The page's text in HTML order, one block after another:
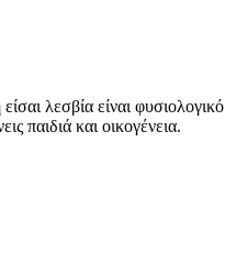
λεσβία είναι
παιδιά και οικογένεια.